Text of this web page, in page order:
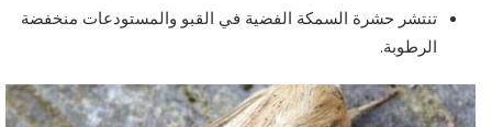
تنتشر حشرة السمكة الفضية في القبو والمستودعات منخفضة
الرطوبة.